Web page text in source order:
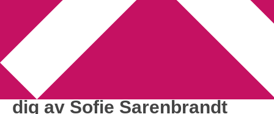
You are here: Okategoriserade
Efterlysning efter dig
som nyligen har läst I stället för dig av Sofie Sarenbrandt
Efterlysning efter dig som
nyligen har läst I stället för
dig av Sofie Sarenbrandt